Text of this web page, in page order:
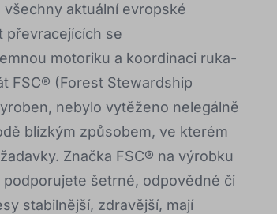
všechny aktuální evropské
převracejících se
motoriku a koordinaci ruka-
FSC® (Forest Stewardship
nebylo vytěženo nelegálně
blízkým způsobem, ve kterém
Značka FSC® na výrobku
šetrné, odpovědné či
stabilnější, zdravější, mají